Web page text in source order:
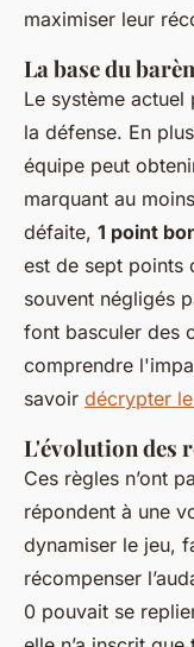
maximiser leur
La base du
Le système actuel
la défense. En
équipe peut
marquant au
défaite, 1 point
est de sept points
souvent négligés
font basculer des
comprendre
savoir décrypter
L'évolution des
Ces règles n’ont
répondent à une
dynamiser le jeu,
récompenser
0 pouvait se